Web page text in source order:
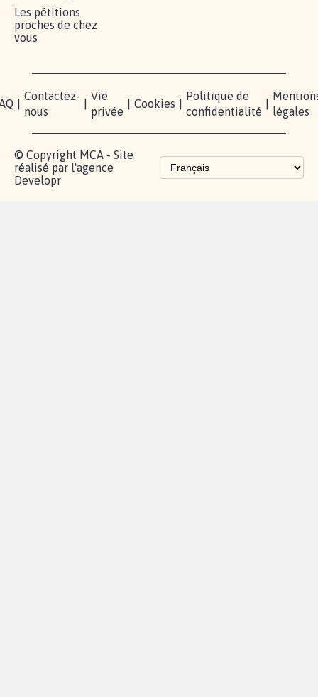
Les pétitions
proches de chez
vous
Contactez-
nous
Vie
privée
Cookies
Politique de
confidentialité
légales
© Copyright MCA - Site
réalisé par l'agence
Developr